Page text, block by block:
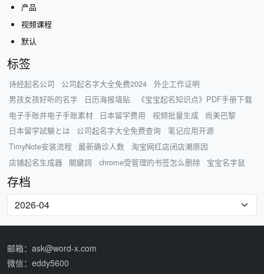
产品
视频课程
默认
标签
诗经起名公司 公司起名字大全免费2024
外企工作证明
男孩女孩好听的名字
日历海报墙贴
《宝宝起名知识点》PDF手册下载
电子手账并电子手账素材
日本留学费用 视频批量生成
尚美巴黎
日本留学試験とは
公司起名字大全免费查询
笔记应用开源
TimyNote安装流程
最新确诊人数
淘宝网红店闭店潮原因
店铺起名生成器
關鍵詞 chrome受管理的书签怎么删除 宝宝名字鼠
存档
邮箱：ask@word-x.com
微信：eddy5600